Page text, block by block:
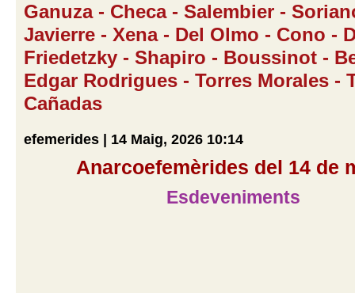
Ganuza - Checa - Salembier -
Javierre - Xena - Del Olmo - Cono -
Friedetzky - Shapiro - Boussinot -
Edgar Rodrigues - Torres Morales -
Cañadas
efemerides | 14 Maig, 2026 10:14
Anarcoefemèrides del 14 de
Esdeveniments